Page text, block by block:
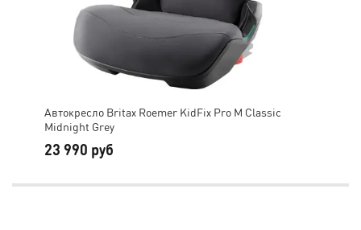
Автокресло Britax Roemer KidFix Pro M Classic
Midnight Grey
23 990 руб